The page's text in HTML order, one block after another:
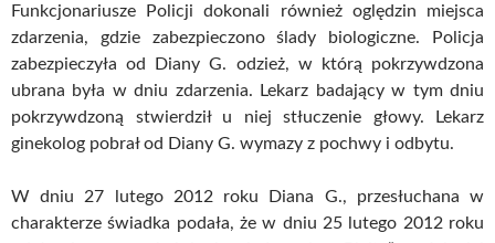
Funkcjonariusze Policji dokonali również oględzin miejsca
zdarzenia, gdzie zabezpieczono ślady biologiczne. Policja
zabezpieczyła od Diany G. odzież, w którą pokrzywdzona
ubrana była w dniu zdarzenia. Lekarz badający w tym dniu
pokrzywdzoną stwierdził u niej stłuczenie głowy. Lekarz
ginekolog pobrał od Diany G. wymazy z pochwy i odbytu.
W dniu 27 lutego 2012 roku Diana G., przesłuchana w
charakterze świadka podała, że w dniu 25 lutego 2012 roku